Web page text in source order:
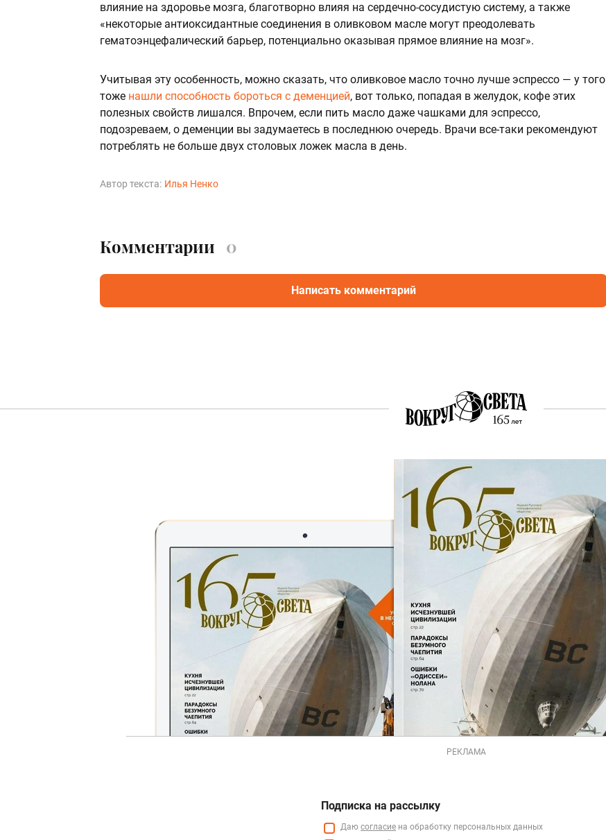
влияние на здоровье мозга, благотворно влияя на сердечно-сосудистую систему, а также
«некоторые антиоксидантные соединения в оливковом масле могут преодолевать
гематоэнцефалический барьер, потенциально оказывая прямое влияние на мозг».
Учитывая эту особенность, можно сказать, что оливковое масло точно лучше эспрессо — у того
тоже нашли способность бороться с деменцией, вот только, попадая в желудок, кофе этих
полезных свойств лишался. Впрочем, если пить масло даже чашками для эспрессо,
подозреваем, о деменции вы задумаетесь в последнюю очередь. Врачи все-таки рекомендуют
потреблять не больше двух столовых ложек масла в день.
Автор текста: Илья Ненко
Комментарии 0
Написать комментарий
РЕКЛАМА
Подписка на рассылку
Даю согласие на обработку персональных данных